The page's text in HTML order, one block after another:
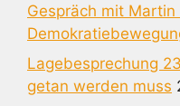
Gespräch mit Martin
Lagebesprechung
getan werden muss